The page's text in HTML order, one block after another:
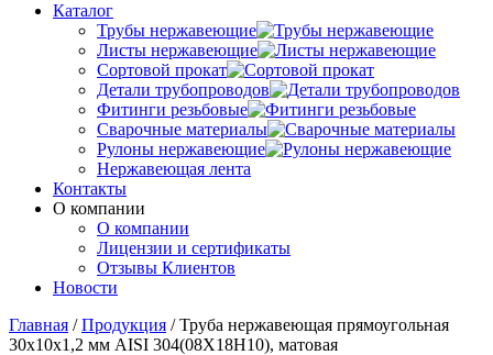
Каталог
Трубы нержавеющие
Листы нержавеющие
Сортовой прокат
Детали трубопроводов
Фитинги резьбовые
Сварочные материалы
Рулоны нержавеющие
Нержавеющая лента
Контакты
О компании
О компании
Лицензии и сертификаты
Отзывы Клиентов
Новости
Главная /Продукция /Труба нержавеющая прямоугольная
30х10х1,2 мм AISI 304(08Х18Н10), матовая